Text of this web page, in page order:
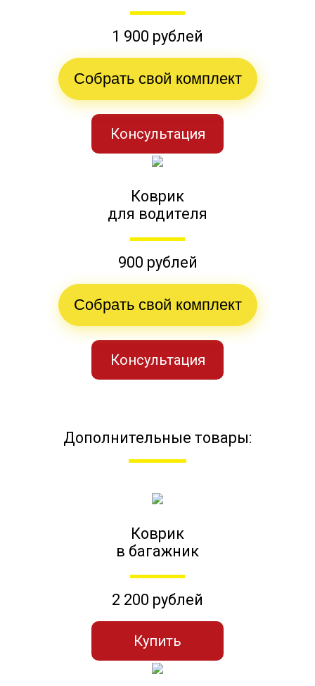
1 900 рублей
Собрать свой комплект
Консультация
Коврик
для водителя
900 рублей
Собрать свой комплект
Консультация
Дополнительные товары:
Коврик
в багажник
2 200 рублей
Купить